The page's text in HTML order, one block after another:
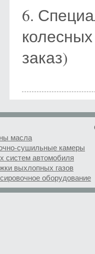
6.
заказ)
масла
сушильные камеры
систем автомобиля
выхлопных газов
оборудование